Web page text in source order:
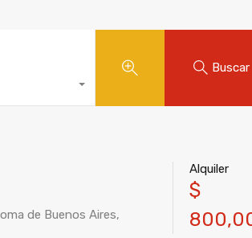
Buscar
de Buenos Aires,
Alquiler
$